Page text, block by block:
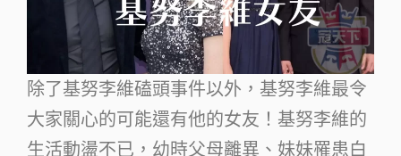
除了基努李維磕頭事件以外，基努李維最令
大家關心的可能還有他的女友！基努李維的
生活動盪不已，幼時父母離異、妹妹罹患白